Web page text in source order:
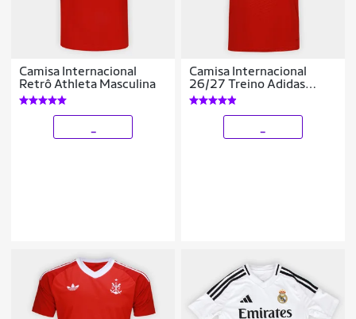
Camisa Internacional
Retrô Athleta Masculina
Camisa Internacional
26/27 Treino Adidas
Feminina